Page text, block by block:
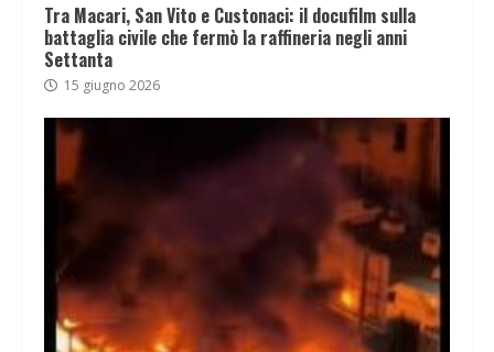
Tra Macari, San Vito e Custonaci: il docufilm sulla
battaglia civile che fermò la raffineria negli anni
Settanta
15 giugno 2026